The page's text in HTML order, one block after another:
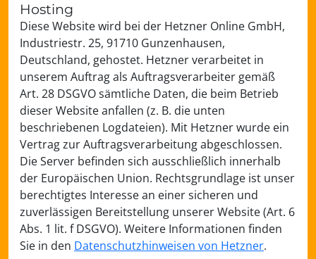
Hosting
Diese Website wird bei der Hetzner Online GmbH,
Industriestr. 25, 91710 Gunzenhausen,
Deutschland, gehostet. Hetzner verarbeitet in
unserem Auftrag als Auftragsverarbeiter gemäß
Art. 28 DSGVO sämtliche Daten, die beim Betrieb
dieser Website anfallen (z. B. die unten
beschriebenen Logdateien). Mit Hetzner wurde ein
Vertrag zur Auftragsverarbeitung abgeschlossen.
Die Server befinden sich ausschließlich innerhalb
der Europäischen Union. Rechtsgrundlage ist unser
berechtigtes Interesse an einer sicheren und
zuverlässigen Bereitstellung unserer Website (Art. 6
Abs. 1 lit. f DSGVO). Weitere Informationen finden
Sie in den Datenschutzhinweisen von Hetzner.